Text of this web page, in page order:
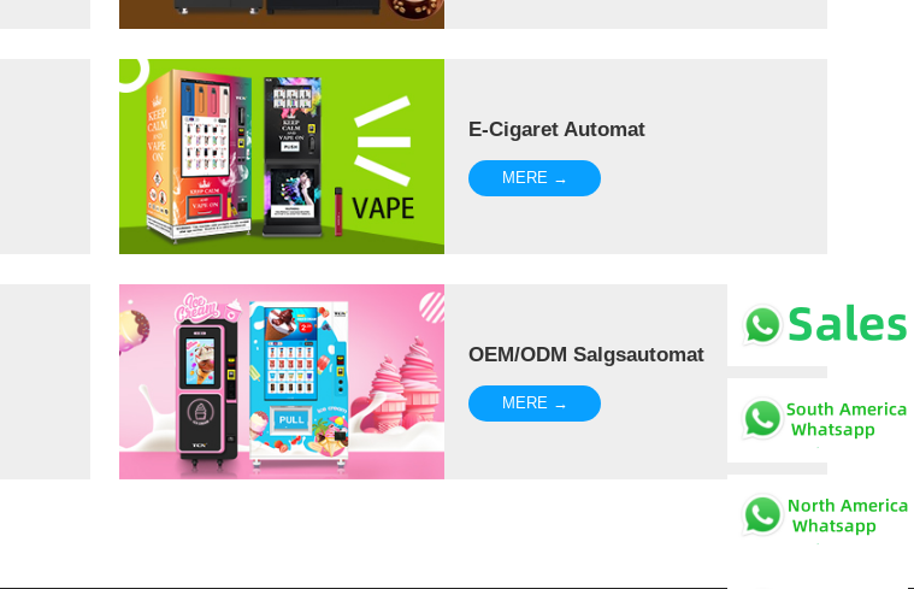
E-Cigaret Automat
MERE →
OEM/ODM Salgsautomat
MERE →